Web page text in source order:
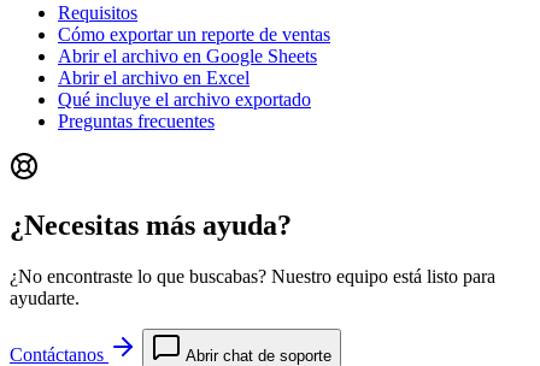
Requisitos
Cómo exportar un reporte de ventas
Abrir el archivo en Google Sheets
Abrir el archivo en Excel
Qué incluye el archivo exportado
Preguntas frecuentes
¿Necesitas más ayuda?
¿No encontraste lo que buscabas? Nuestro equipo está listo para
ayudarte.
Contáctanos Abrir chat de soporte